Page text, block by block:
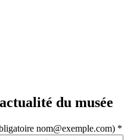
du musée
nom@exemple.com) *